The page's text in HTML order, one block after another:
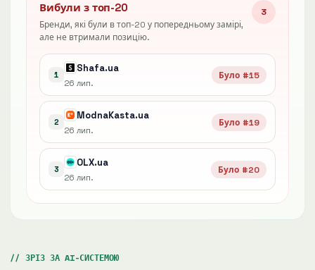
Вибули з топ-20
Бренди, які були в топ-20 у попередньому замірі,
але не втримали позицію.
3
1
Shafa.ua
26 лип.
Було #15
2
ModnaKasta.ua
26 лип.
Було #19
3
OLX.ua
26 лип.
Було #20
ЗРІЗ ЗА AI-СИСТЕМОЮ